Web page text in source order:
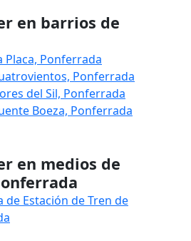
en barrios de
Placa, Ponferrada
Ponferrada
del Sil, Ponferrada
Boeza, Ponferrada
en medios de
de Estación de Tren de